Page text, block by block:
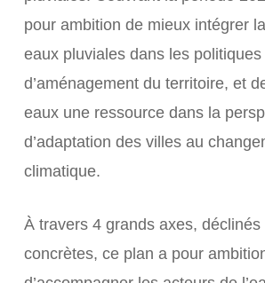
pour ambition de mieux intégrer
eaux pluviales dans les politiques
d’aménagement du territoire, et
eaux une ressource dans la
d’adaptation des villes au
climatique.
À travers 4 grands axes,
concrètes, ce plan a pour